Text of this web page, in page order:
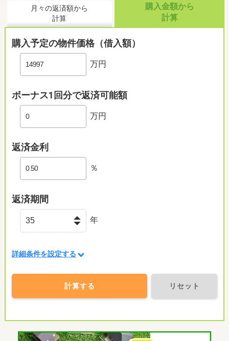
月々の返済額から
計算
購入金額から
計算
購入予定の物件価格（借入額）
万円
ボーナス1回分で返済可能額
万円
返済金利
％
返済期間
年
詳細条件を設定する
計算する リセット